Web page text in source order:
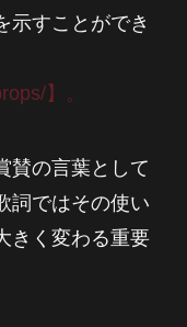
示すことができ
】。
賛の言葉として
詞ではその使い
きく変わる重要